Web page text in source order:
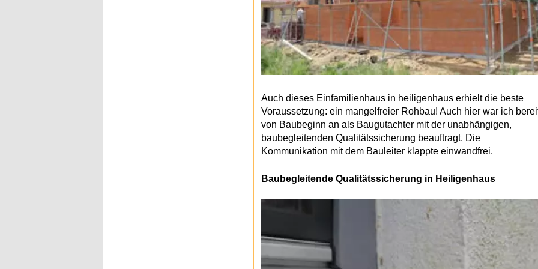
Auch dieses Einfamilienhaus in heiligenhaus erhielt die beste
Voraussetzung: ein mangelfreier Rohbau! Auch hier war ich
von Baubeginn an als Baugutachter mit der unabhängigen,
baubegleitenden Qualitätssicherung beauftragt. Die
Kommunikation mit dem Bauleiter klappte einwandfrei.
Baubegleitende Qualitätssicherung in Heiligenhaus